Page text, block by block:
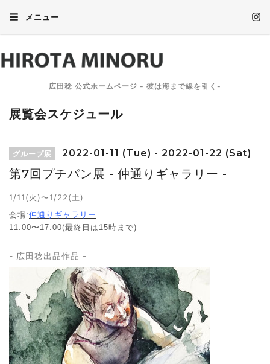
メニュー
広田稔 公式ホームページ - 彼は海まで線を引く-
展覧会スケジュール
グループ展 2022-01-11 (Tue) - 2022-01-22 (Sat)
第7回プチパン展 - 仲通りギャラリー -
1/11(火)〜1/22(土)
会場:仲通りギャラリー
11:00〜17:00(最終日は15時まで)
- 広田稔出品作品 -